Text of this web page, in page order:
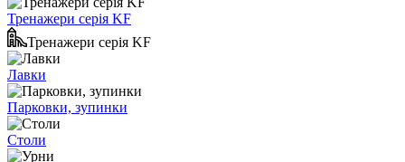
Тренажери серія KF
Тренажери серія KF
Лавки
Парковки, зупинки
Столи